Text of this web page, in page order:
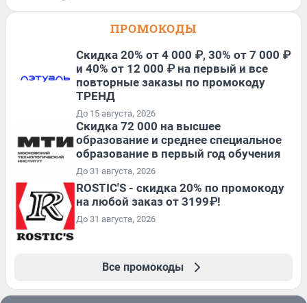
ПРОМОКОДЫ
Скидка 20% от 4 000 ₽, 30% от 7 000 ₽
и 40% от 12 000 ₽ на первый и все
повторные заказы по промокоду
ТРЕНД
До 15 августа, 2026
Скидка 72 000 на высшее
образование и среднее специальное
образование в первый год обучения
До 31 августа, 2026
ROSTIC'S - скидка 20% по промокоду
на любой заказ от 3199₽!
До 31 августа, 2026
Все промокоды